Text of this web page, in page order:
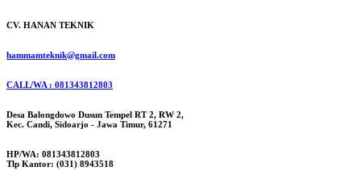
CV. HANAN TEKNIK
hammamteknik@gmail.com
CALL/WA : 081343812803
Desa Balongdowo Dusun Tempel RT 2, RW 2,
Kec. Candi, Sidoarjo - Jawa Timur, 61271
HP/WA: 081343812803
Tlp Kantor: (031) 8943518